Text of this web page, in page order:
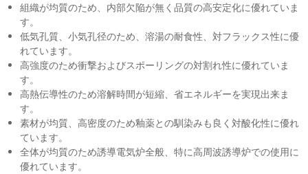
組織が均質のため、内部欠陥が無く品質の高安定化に優れていま
す。
低気孔質、小気孔径のため、溶湯の耐食性、対フラックス性に優
れています。
高強度のため衝撃およびスポーリングの対割れ性に優れていま
す。
高熱伝導性のため溶解時間が短縮、省エネルギーを実現出来ま
す。
素材が均質、高密度のため釉薬との馴染みも良く対酸化性に優れ
ています。
全体が均質のため誘導電気炉全般、特に高周波誘導炉での使用に
優れています。